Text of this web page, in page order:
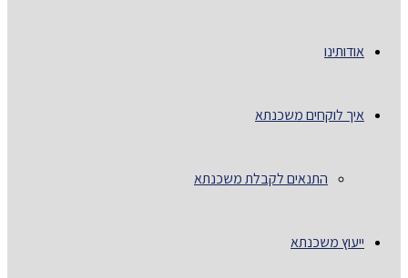
אודותינו
איך לוקחים משכנתא
התנאים לקבלת משכנתא
ייעוץ משכנתא